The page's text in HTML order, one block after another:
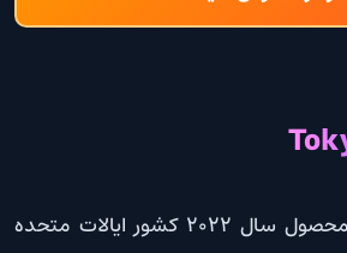
سریال Tokyo Vice محصول سال 2022 کشور ایالات متحده